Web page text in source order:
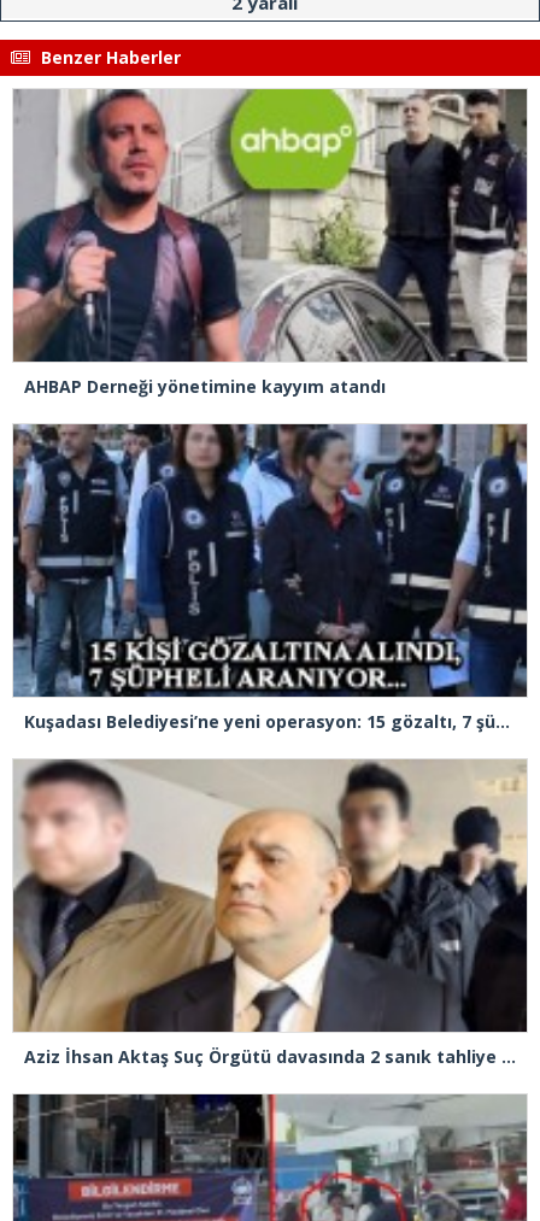
Benzer Haberler
AHBAP Derneği yönetimine kayyım atandı
Kuşadası Belediyesi’ne yeni operasyon: 15 gözaltı, 7 şüpheli aranıyor
Aziz İhsan Aktaş Suç Örgütü davasında 2 sanık tahliye edildi